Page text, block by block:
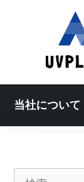
キ
当社について